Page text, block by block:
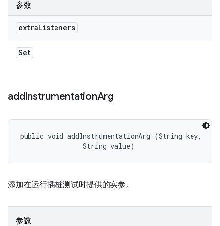
参数
extraListeners
Set
addInstrumentationArg
public void addInstrumentationArg (String key,
                String value)
添加在运行插桩测试时提供的实参。
参数